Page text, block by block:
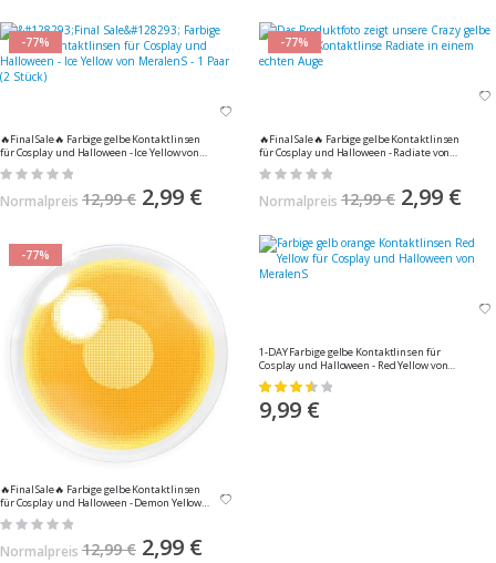
-77%
🔥Final Sale🔥 Farbige gelbe Kontaktlinsen
für Cosplay und Halloween - Ice Yellow von
MeralenS - 1 Paar (2 Stück)
Rating:
Normalpreis 12,99 € Sonderangebot
2,99 €
-77%
🔥Final Sale🔥 Farbige gelbe Kontaktlinsen
für Cosplay und Halloween - Radiate von
MeralenS - 1 Paar (2 Stück)
Rating:
Normalpreis 12,99 € 2,99 €
-77%
🔥Final Sale🔥 Farbige gelbe Kontaktlinsen
für Cosplay und Halloween - Demon Yellow
von MeralenS - 1 Paar (2 Stück)
Rating:
Normalpreis 12,99 € Sonderangebot
2,99 €
1-DAY Farbige gelbe Kontaktlinsen für
Cosplay und Halloween - Red Yellow von
MeralenS - 1 Paar (2 Stück)
Bewertung:
73%
9,99 €